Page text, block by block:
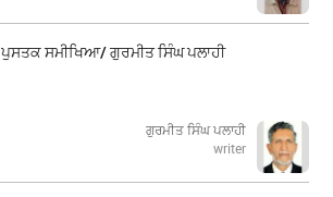
ਪੁਸਤਕ ਸਮੀਖਿਆ/ ਗੁਰਮੀਤ ਸਿੰਘ ਪਲਾਹੀ
ਗੁਰਮੀਤ ਸਿੰਘ ਪਲਾਹੀ
writer